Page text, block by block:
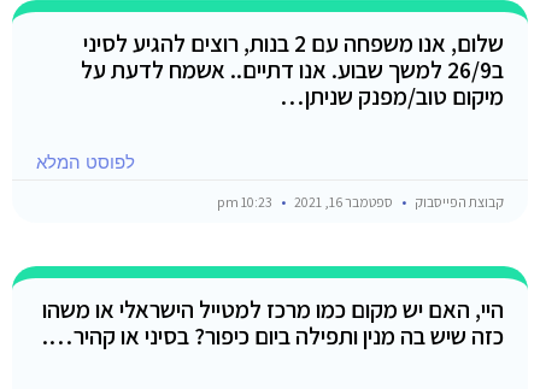
שלום, אנו משפחה עם 2 בנות, רוצים להגיע לסיני
ב26/9 למשך שבוע. אנו דתיים.. אשמח לדעת על
מיקום טוב/מפנק שניתן…
לפוסט המלא
קבוצת הפייסבוק ספטמבר 16, 2021
היי, האם יש מקום כמו מרכז למטייל הישראלי או משהו
כזה שיש בה מנין ותפילה ביום כיפור? בסיני או קהיר….